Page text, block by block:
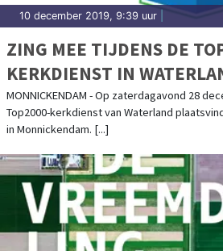
10 december 2019, 9:39 uur
ZING MEE TIJDENS DE
KERKDIENST IN
MONNICKENDAM - Op zaterdagavond 28
Top2000-kerkdienst van Waterland
in Monnickendam. [...]